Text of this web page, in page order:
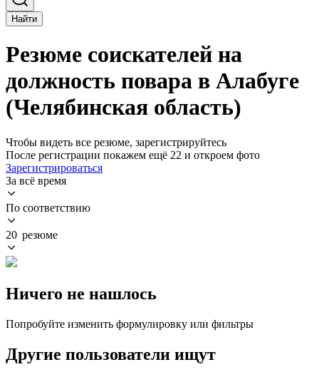
Найти
Резюме соискателей на
должность повара в Алабуге
(Челябинская область)
Чтобы видеть все резюме, зарегистрируйтесь
После регистрации покажем ещё 22 и откроем фото
Зарегистрироваться
За всё время
По соответствию
20 резюме
Ничего не нашлось
Попробуйте изменить формулировку или фильтры
Другие пользователи ищут